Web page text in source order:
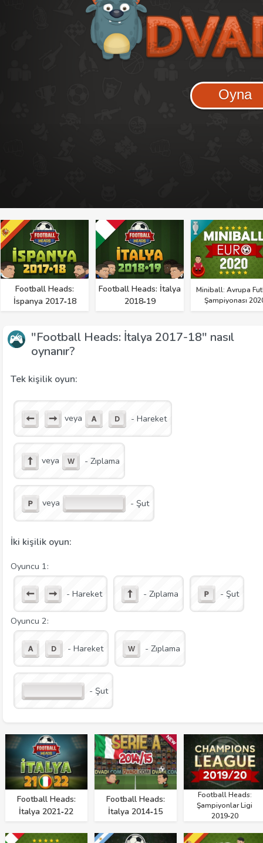
Oyna
Football Heads:
İspanya 2017‑18
Football Heads: İtalya
2018‑19
Miniball: Avrupa
Şampiyonası
"Football Heads: İtalya 2017-18" nasıl
oynanır?
Tek kişilik oyun:
veya - Hareket
veya - Zıplama
veya - Şut
İki kişilik oyun:
Oyuncu 1:
- Hareket - Zıplama - Şut
Oyuncu 2:
- Hareket - Zıplama
- Şut
Football Heads:
İtalya 2021‑22
Football Heads:
İtalya 2014‑15
Football Heads:
Şampiyonlar Ligi
2019‑20